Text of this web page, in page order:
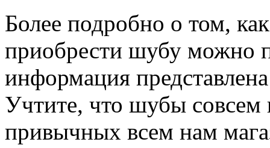
Более подробно о том,
приобрести шубу можно
информация
Учтите, что шубы совсем
привычных всем нам